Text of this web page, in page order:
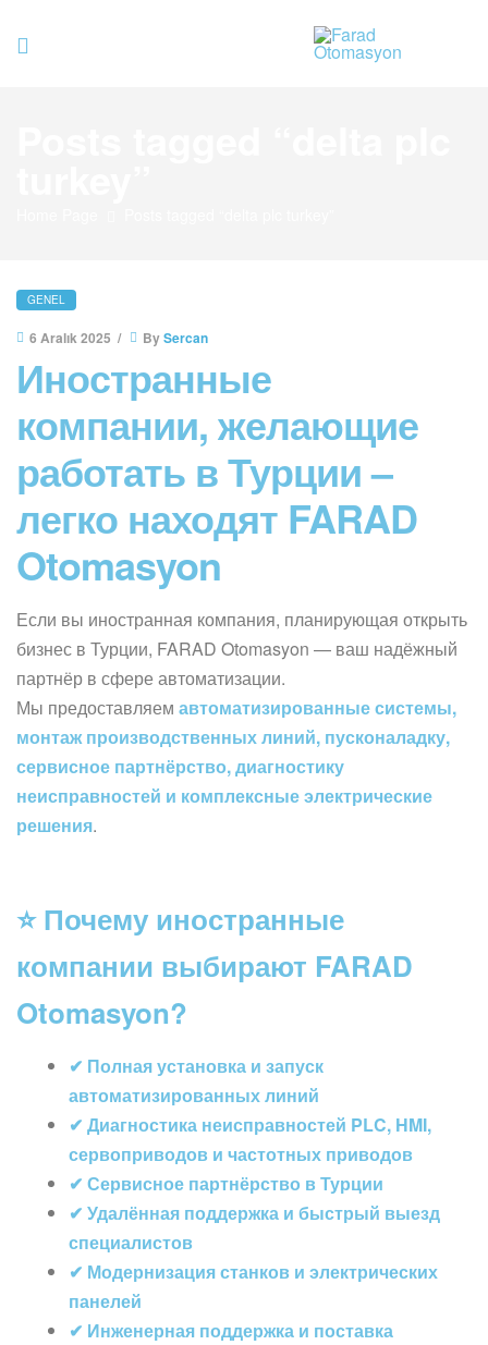
GENEL
6 Aralık 2025 BySercan
Иностранные
компании, желающие
работать в Турции –
легко находят FARAD
Otomasyon
Если вы иностранная компания, планирующая открыть
бизнес в Турции, FARAD Otomasyon — ваш надёжный
партнёр в сфере автоматизации.
Мы предоставляем автоматизированные системы,
монтаж производственных линий, пусконаладку,
сервисное партнёрство, диагностику
неисправностей и комплексные электрические
решения.
⭐ Почему иностранные
компании выбирают FARAD
Otomasyon?
✔ Полная установка и запуск
автоматизированных линий
✔ Диагностика неисправностей PLC, HMI,
сервоприводов и частотных приводов
✔ Сервисное партнёрство в Турции
✔ Удалённая поддержка и быстрый выезд
специалистов
✔ Модернизация станков и электрических
панелей
✔ Инженерная поддержка и поставка